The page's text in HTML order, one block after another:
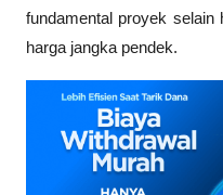
fundamental proyek selain
harga jangka pendek.